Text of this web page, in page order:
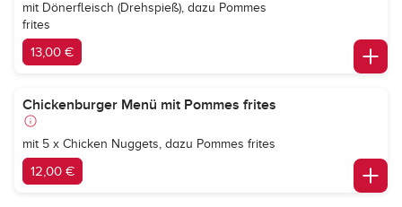
mit Dönerfleisch (Drehspieß), dazu Pommes
frites
13,00 €
Chickenburger Menü mit Pommes frites
mit 5 x Chicken Nuggets, dazu Pommes frites
12,00 €